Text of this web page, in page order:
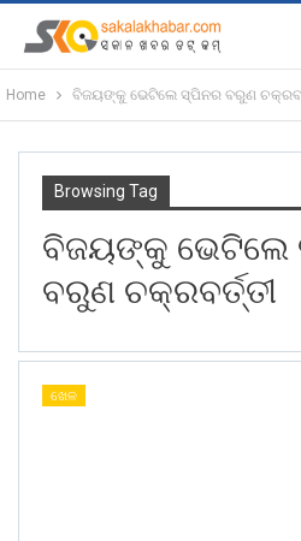
Home ବିଜୟଙ୍କୁ ଭେଟିଲେ ସ୍ପିନର ବରୁଣ
Browsing Tag
ବିଜୟଙ୍କୁ ଭେଟିଲେ
ବରୁଣ ଚକ୍ରବର୍ତ୍ତୀ
ଖେଳ